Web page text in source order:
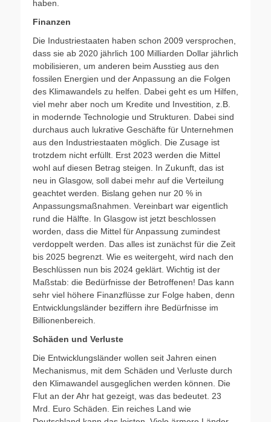
haben.
Finanzen
Die Industriestaaten haben schon 2009 versprochen,
dass sie ab 2020 jährlich 100 Milliarden Dollar jährlich
mobilisieren, um anderen beim Ausstieg aus den
fossilen Energien und der Anpassung an die Folgen
des Klimawandels zu helfen. Dabei geht es um Hilfen,
viel mehr aber noch um Kredite und Investition, z.B.
in modernde Technologie und Strukturen. Dabei sind
durchaus auch lukrative Geschäfte für Unternehmen
aus den Industriestaaten möglich. Die Zusage ist
trotzdem nicht erfüllt. Erst 2023 werden die Mittel
wohl auf diesen Betrag steigen. In Zukunft, das ist
neu in Glasgow, soll dabei mehr auf die Verteilung
geachtet werden. Bislang gehen nur 20 % in
Anpassungsmaßnahmen. Vereinbart war eigentlich
rund die Hälfte. In Glasgow ist jetzt beschlossen
worden, dass die Mittel für Anpassung zumindest
verdoppelt werden. Das alles ist zunächst für die Zeit
bis 2025 begrenzt. Wie es weitergeht, wird nach den
Beschlüssen nun bis 2024 geklärt. Wichtig ist der
Maßstab: die Bedürfnisse der Betroffenen! Das kann
sehr viel höhere Finanzflüsse zur Folge haben, denn
Entwicklungsländer beziffern ihre Bedürfnisse im
Billionenbereich.
Schäden und Verluste
Die Entwicklungsländer wollen seit Jahren einen
Mechanismus, mit dem Schäden und Verluste durch
den Klimawandel ausgeglichen werden können. Die
Flut an der Ahr hat gezeigt, was das bedeutet. 23
Mrd. Euro Schäden. Ein reiches Land wie